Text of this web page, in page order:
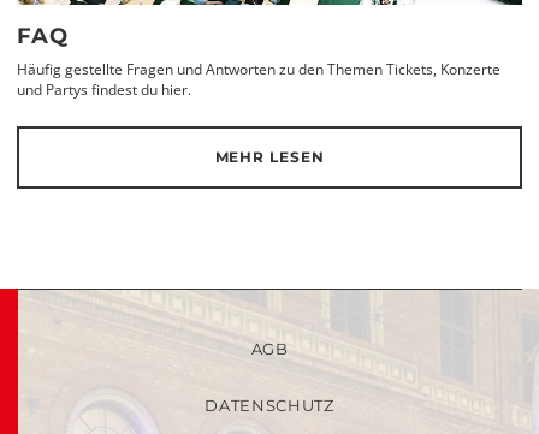
FAQ
Häufig gestellte Fragen und Antworten zu den Themen Tickets, Konzerte
und Partys findest du hier.
MEHR LESEN
AGB
DATENSCHUTZ